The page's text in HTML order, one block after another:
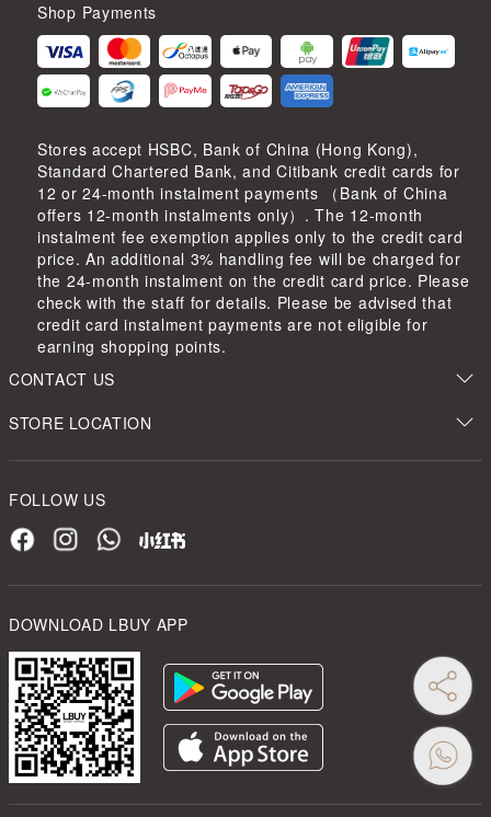
Shop Payments
Stores accept HSBC, Bank of China (Hong Kong),
Standard Chartered Bank, and Citibank credit cards for
12 or 24-month instalment payments （Bank of China
offers 12-month instalments only）. The 12-month
instalment fee exemption applies only to the credit card
price. An additional 3% handling fee will be charged for
the 24-month instalment on the credit card price. Please
check with the staff for details. Please be advised that
credit card instalment payments are not eligible for
earning shopping points.
CONTACT US
STORE LOCATION
FOLLOW US
DOWNLOAD LBUY APP